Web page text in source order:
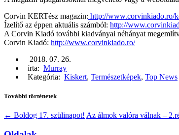
Corvin KERTész magazin: http://www.corvinkiado.ro/
Ízelítő az éppen aktuális számból: http://
A Corvin Kiadó további kiadványai néhányat
Corvin Kiadó: http://www.corvinkiado.ro/
2018. 07. 26.
írta: Murray
Kategória: Kiskert, Természetképek, Top News
További történetek
← Boldog 17. szülinapot! Az álmok valóra válnak –